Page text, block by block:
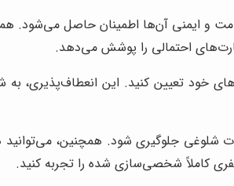
و ایمنی آن‌ها اطمینان حاصل می‌شود.
احتمالی را پوشش می‌دهد.
خود تعیین کنید. این انعطاف‌پذیری،
شلوغی جلوگیری شود. همچنین،
کاملاً شخصی‌سازی شده را تجربه کنید.